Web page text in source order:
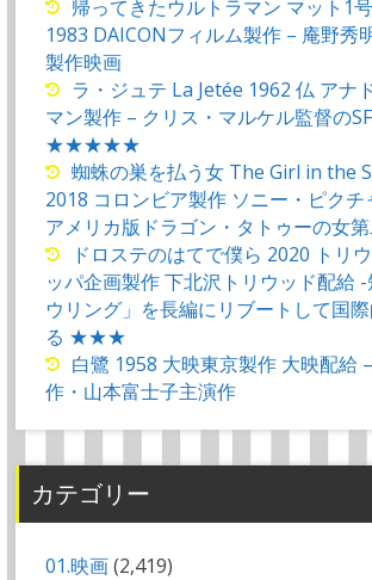
帰ってきたウルトラマン マット1
1983 DAICONフィルム製作 – 庵野秀
製作映画
ラ・ジュテ La Jetée 1962 仏 アナ
マン製作 – クリス・マルケル監督の
★★★★★
蜘蛛の巣を払う女 The Girl in the
2018 コロンビア製作 ソニー・ピクチ
アメリカ版ドラゴン・タトゥーの女
ドロステのはてで僕ら 2020 トリ
ッパ企画製作 下北沢トリウッド配給
ウリング」を長編にリブートして国
る ★★★
白鷺 1958 大映東京製作 大映配給
作・山本富士子主演作
カテゴリー
01.映画(2,419)